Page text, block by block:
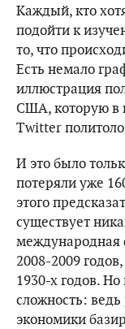
Каждый, кто
подойти к
то, что
Есть немало
иллюстрация
США, которую в
Twitter
И это было
потеряли уже
этого
существует
международная
2008-2009
1930-х годов.
сложность:
экономики